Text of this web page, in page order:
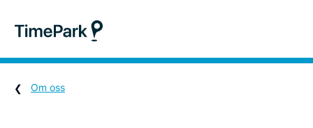
Om oss